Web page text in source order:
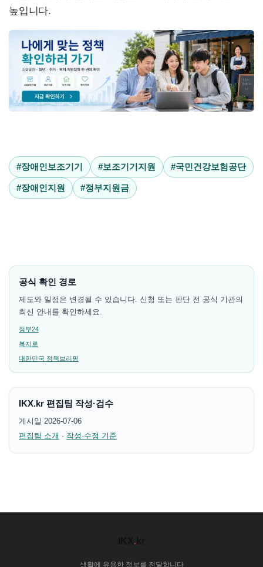
높입니다.
#장애인보조기기 #보조기기지원 #국민건강보험공단
#장애인지원 #정부지원금
공식 확인 경로
제도와 일정은 변경될 수 있습니다. 신청 또는 판단 전 공식 기관의
최신 안내를 확인하세요.
정부24
복지로
대한민국 정책브리핑
IKX.kr 편집팀 작성·검수
게시일 2026-07-06
편집팀 소개 · 작성·수정 기준
.
생활에 유용한 정보를 전달합니다